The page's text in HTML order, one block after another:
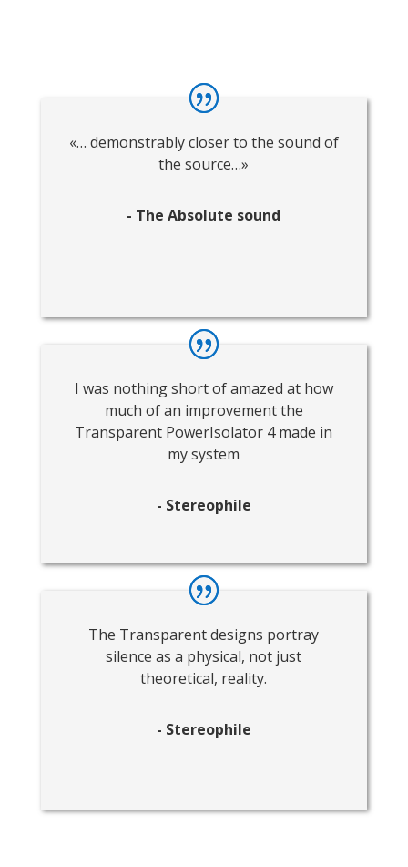
«… demonstrably closer to the sound of
the source…»
- The Absolute sound
I was nothing short of amazed at how
much of an improvement the
Transparent PowerIsolator 4 made in
my system
- Stereophile
The Transparent designs portray
silence as a physical, not just
theoretical, reality.
- Stereophile